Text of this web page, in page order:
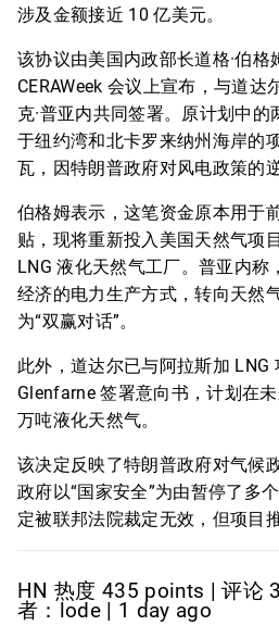
涉及金额接近 10 亿美元。
该协议由美国内政部长道格·伯格
CERAWeek 会议上宣布，与道达
克·普亚内共同签署。原计划中
于纽约湾和北卡罗来纳州海岸的
瓦，因特朗普政府对风电政策的
伯格姆表示，这笔资金原本用于
贴，现将重新投入美国天然气项
LNG 液化天然气工厂。普亚内
经济的电力生产方式，转向天然
为“双赢对话”。
此外，道达尔已与阿拉斯加 LNG
Glenfarne 签署意向书，计划在
万吨液化天然气。
该决定反映了特朗普政府对气候
政府以“国家安全”为由暂停了多
定被联邦法院裁定无效，但项目
HN 热度 435 points | 评论
者：lode | 1 day ago